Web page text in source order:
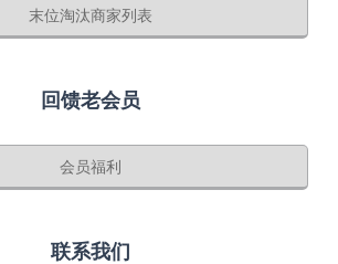
末位淘汰商家列表
回馈老会员
会员福利
联系我们